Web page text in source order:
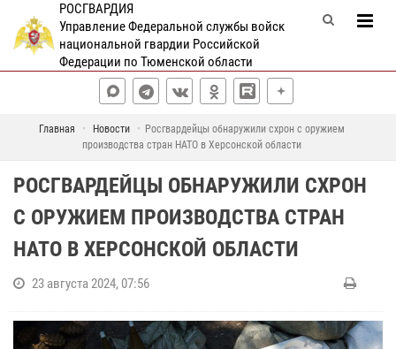
РОСГВАРДИЯ
Управление Федеральной службы войск
национальной гвардии Российской
Федерации по Тюменской области
Главная Новости
Росгвардейцы обнаружили схрон с оружием
производства стран НАТО в Херсонской области
РОСГВАРДЕЙЦЫ ОБНАРУЖИЛИ СХРОН
С ОРУЖИЕМ ПРОИЗВОДСТВА СТРАН
НАТО В ХЕРСОНСКОЙ ОБЛАСТИ
23 августа 2024, 07:56